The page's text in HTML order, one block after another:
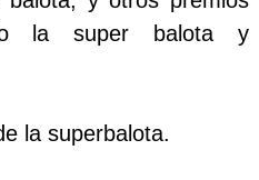
la super balota y
la superbalota.